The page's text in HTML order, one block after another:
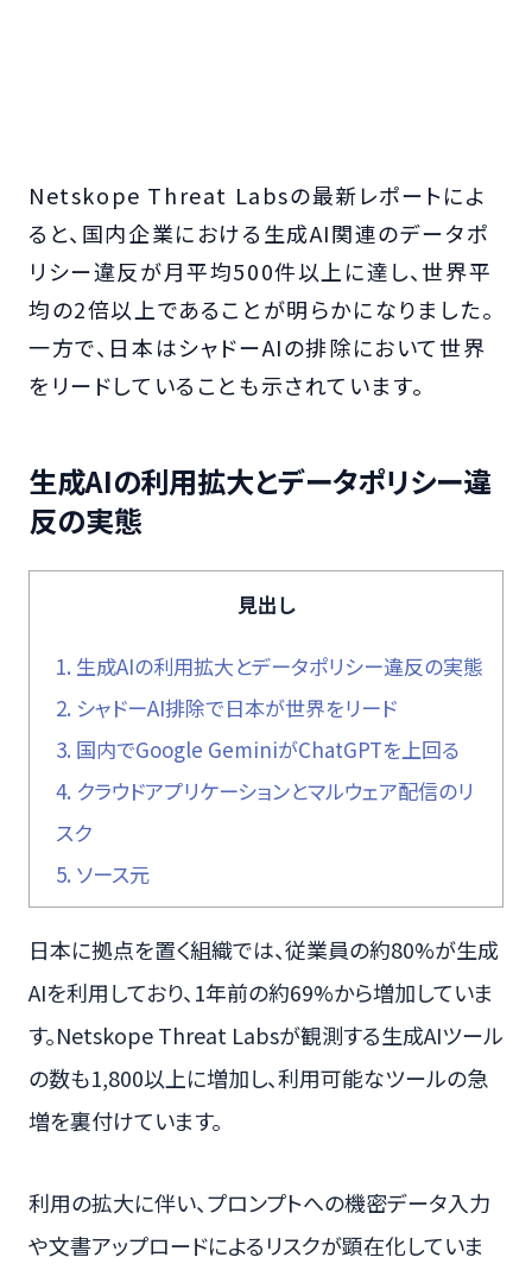
Netskope Threat Labsの最新レポートによ
ると、国内企業における生成AI関連のデータポ
リシー違反が月平均500件以上に達し、世界平
均の2倍以上であることが明らかになりました。
一方で、日本はシャドーAIの排除において世界
をリードしていることも示されています。
生成AIの利用拡大とデータポリシー違
反の実態
見出し
1. 生成AIの利用拡大とデータポリシー違反の実態
2. シャドーAI排除で日本が世界をリード
3. 国内でGoogle GeminiがChatGPTを上回る
4. クラウドアプリケーションとマルウェア配信のリ
スク
5. ソース元
日本に拠点を置く組織では、従業員の約80%が生成
AIを利用しており、1年前の約69%から増加していま
す。Netskope Threat Labsが観測する生成AIツール
の数も1,800以上に増加し、利用可能なツールの急
増を裏付けています。
利用の拡大に伴い、プロンプトへの機密データ入力
や文書アップロードによるリスクが顕在化していま